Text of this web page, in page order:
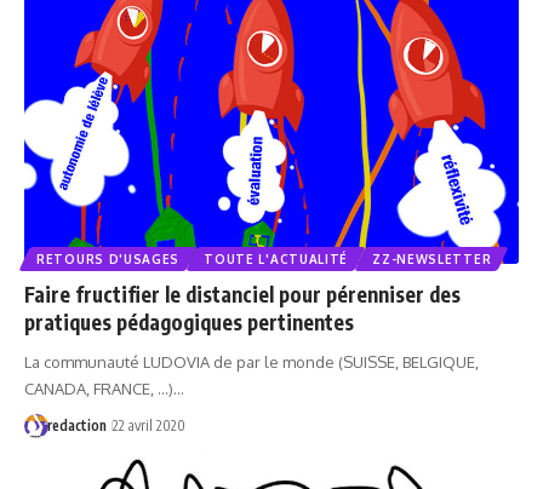
RETOURS D'USAGES TOUTE L'ACTUALITÉ ZZ-NEWSLETTER
Faire fructifier le distanciel pour pérenniser des
pratiques pédagogiques pertinentes
La communauté LUDOVIA de par le monde (SUISSE, BELGIQUE,
CANADA, FRANCE, ...)…
redaction 22 avril 2020